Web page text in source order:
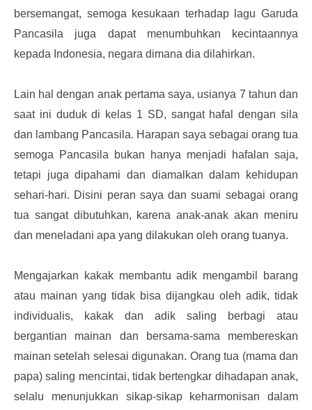
bersemangat, semoga kesukaan terhadap lagu Garuda
Pancasila juga dapat menumbuhkan kecintaannya
kepada Indonesia, negara dimana dia dilahirkan.
Lain hal dengan anak pertama saya, usianya 7 tahun dan
saat ini duduk di kelas 1 SD, sangat hafal dengan sila
dan lambang Pancasila. Harapan saya sebagai orang tua
semoga Pancasila bukan hanya menjadi hafalan saja,
tetapi juga dipahami dan diamalkan dalam kehidupan
sehari-hari. Disini peran saya dan suami sebagai orang
tua sangat dibutuhkan, karena anak-anak akan meniru
dan meneladani apa yang dilakukan oleh orang tuanya.
Mengajarkan kakak membantu adik mengambil barang
atau mainan yang tidak bisa dijangkau oleh adik, tidak
individualis, kakak dan adik saling berbagi atau
bergantian mainan dan bersama-sama membereskan
mainan setelah selesai digunakan. Orang tua (mama dan
papa) saling mencintai, tidak bertengkar dihadapan anak,
selalu menunjukkan sikap-sikap keharmonisan dalam